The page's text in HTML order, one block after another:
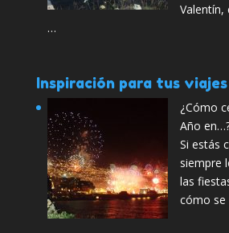
Valentín,
…
Inspiración para tus viajes
¿Cómo
Año
Si estás
siempre
las
cómo se